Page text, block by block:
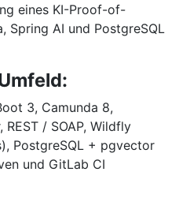
eines KI-Proof-of-
Spring AI und PostgreSQL
3, Camunda 8,
/ SOAP, Wildfly
PostgreSQL + pgvector
und GitLab CI